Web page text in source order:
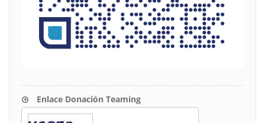
Enlace Donación Teaming